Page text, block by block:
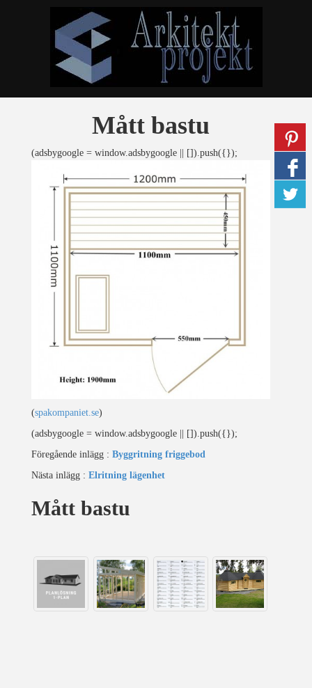
Mått bastu
(adsbygoogle = window.adsbygoogle || []).push({});
(spakompaniet.se)
(adsbygoogle = window.adsbygoogle || []).push({});
Föregående inlägg : Byggritning friggebod
Nästa inlägg : Elritning lägenhet
Mått bastu